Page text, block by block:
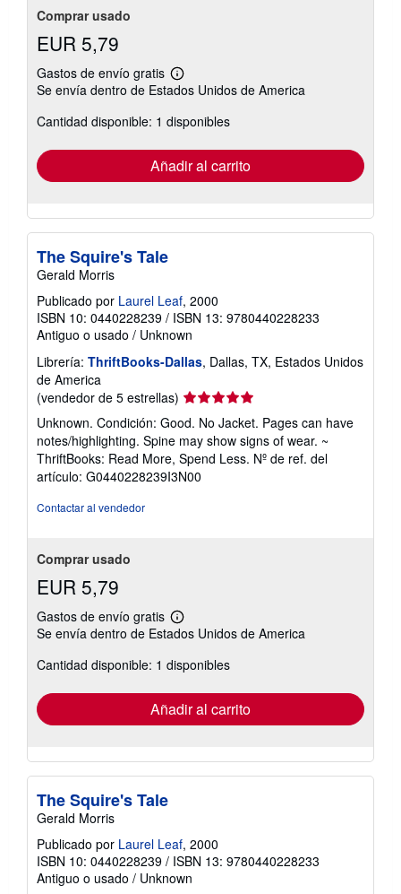
Comprar usado
EUR 5,79
Gastos de envío gratis
Más
información
las
tarifas
envío
Se envía dentro de Estados Unidos de America
Cantidad disponible: 1 disponibles
Añadir al carrito
The Squire's Tale
Gerald Morris
Publicado por Laurel Leaf, 2000
ISBN 10: 0440228239 / ISBN 13: 9780440228233
Antiguo o usado / Unknown
Librería: ThriftBooks-Dallas, Dallas, TX, Estados Unidos
de America
(vendedor de 5 estrellas) Calificación
del
vendedor:
5
de
5
Unknown. Condición: Good. No Jacket. Pages can have
notes/highlighting. Spine may show signs of wear. ~
ThriftBooks: Read More, Spend Less. Nº de ref. del
artículo: G0440228239I3N00
Contactar al vendedor
Comprar usado
EUR 5,79
Gastos de envío gratis
Más
información
las
tarifas
envío
Se envía dentro de Estados Unidos de America
Cantidad disponible: 1 disponibles
Añadir al carrito
The Squire's Tale
Gerald Morris
Publicado por Laurel Leaf, 2000
ISBN 10: 0440228239 / ISBN 13: 9780440228233
Antiguo o usado / Unknown